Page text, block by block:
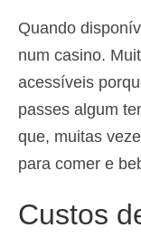
Quando
num casino.
acessíveis
passes algum
que, muitas
para comer e
Custos